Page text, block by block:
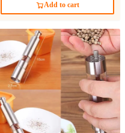
Add to cart